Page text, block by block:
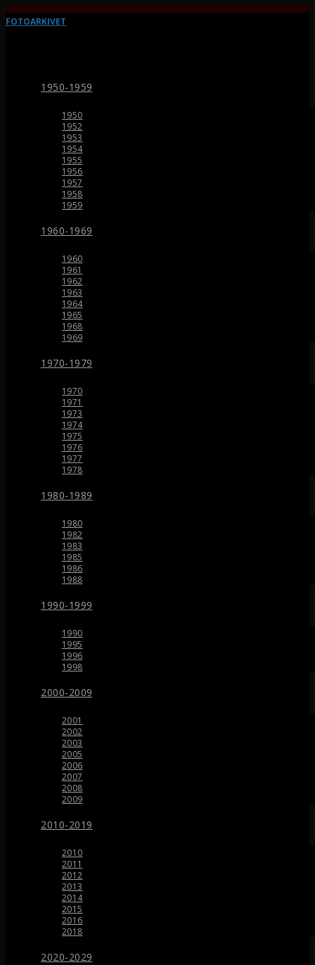
FOTOARKIVET
1950-1959
1950
1952
1953
1954
1955
1956
1957
1958
1959
1960-1969
1960
1961
1962
1963
1964
1965
1968
1969
1970-1979
1970
1971
1973
1974
1975
1976
1977
1978
1980-1989
1980
1982
1983
1985
1986
1988
1990-1999
1990
1995
1996
1998
2000-2009
2001
2002
2003
2005
2006
2007
2008
2009
2010-2019
2010
2011
2012
2013
2014
2015
2016
2018
2020-2029